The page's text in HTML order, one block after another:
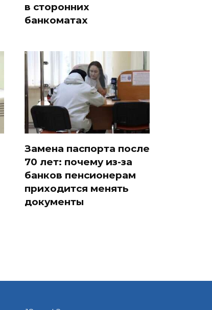
в сторонних
банкоматах
Замена паспорта после
70 лет: почему из-за
банков пенсионерам
приходится менять
документы